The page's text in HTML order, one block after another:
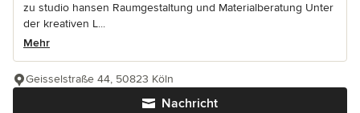
zu studio hansen Raumgestaltung und Materialberatung Unter
der kreativen L...
Mehr
Nachricht
Geisselstraße 44, 50823 Köln